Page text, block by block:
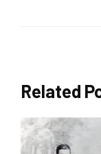
Related